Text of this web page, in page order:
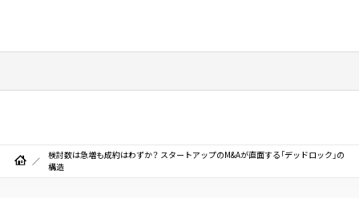
検討数は急増も成約はわずか？ スタートアップのM&Aが直面する「デッドロック」の
構造